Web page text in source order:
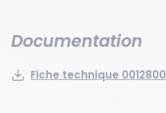
Documentation
Fiche technique 0012800